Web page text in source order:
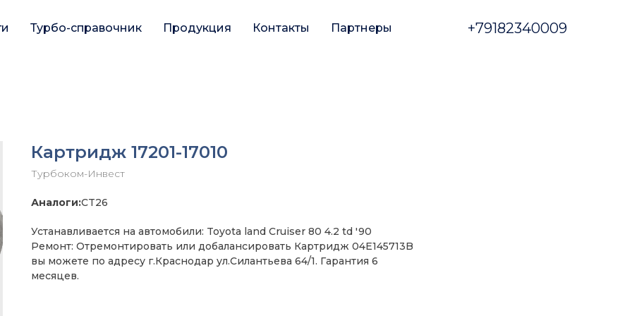
Турбо-справочник Продукция Контакты Партнеры +79182340009
Картридж 17201-17010
Турбоком-Инвест
Аналоги:CT26
Устанавливается на автомобили: Toyota land Cruiser 80 4.2 td '90
Ремонт: Отремонтировать или добалансировать Картридж 04E145713B
вы можете по адресу г.Краснодар ул.Силантьева 64/1. Гарантия 6
месяцев.